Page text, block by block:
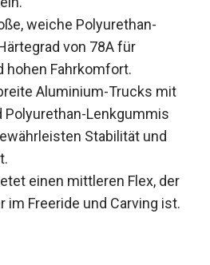
weiche Polyurethan-
von 78A für
hohen Fahrkomfort.
Aluminium-Trucks mit
Polyurethan-Lenkgummis
Stabilität und
einen mittleren Flex, der
im Freeride und Carving ist.